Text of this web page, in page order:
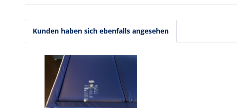
Kunden haben sich ebenfalls angesehen